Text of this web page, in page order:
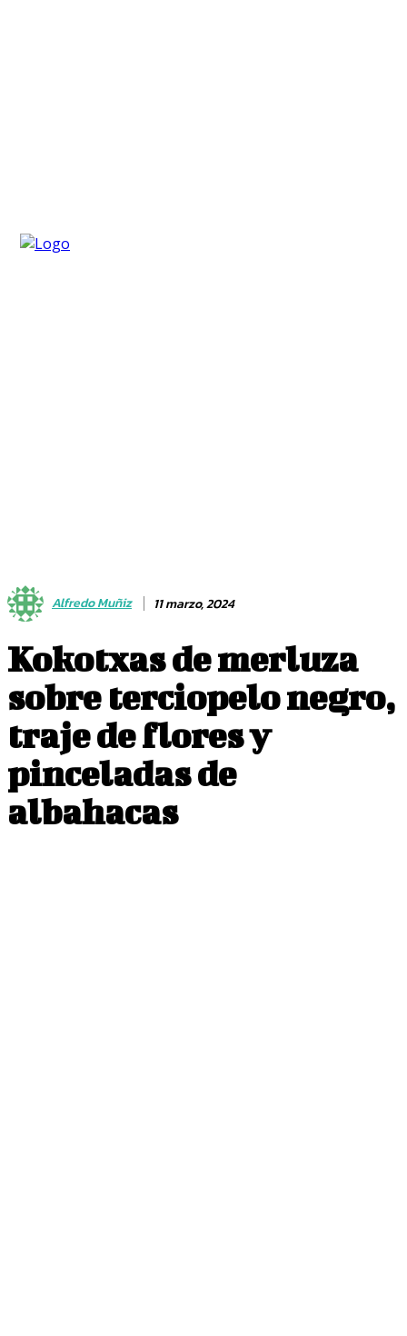
Alfredo Muñiz 11 marzo, 2024
Kokotxas de merluza
sobre terciopelo negro,
traje de flores y
pinceladas de
albahacas